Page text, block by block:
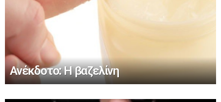
Ανέκδοτο: Η βαζελίνη